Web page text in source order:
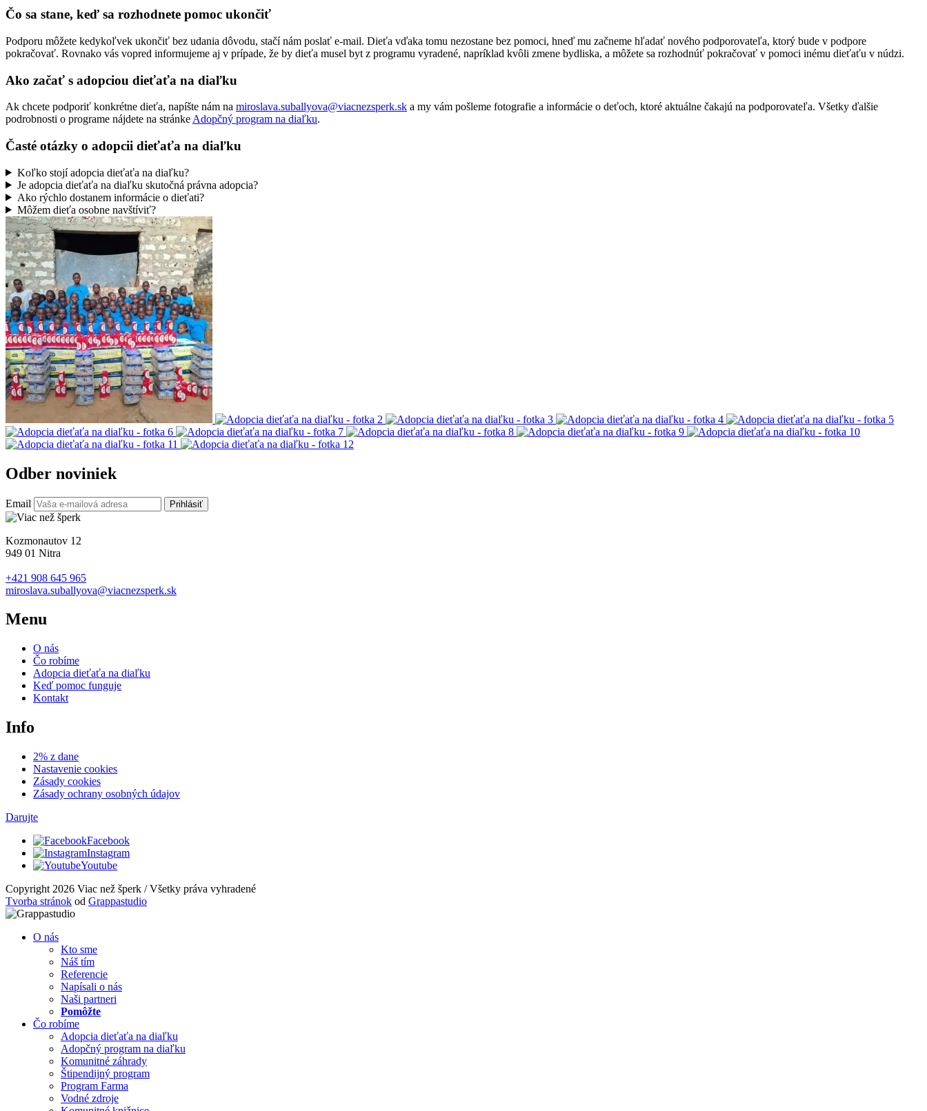
Čo sa stane, keď sa rozhodnete pomoc ukončiť
Podporu môžete kedykoľvek ukončiť bez udania dôvodu, stačí nám poslať e-mail. Dieťa vďaka tomu nezostane bez pomoci, hneď mu začneme hľadať nového podporovateľa, ktorý bude v podpore
pokračovať. Rovnako vás vopred informujeme aj v prípade, že by dieťa musel byt z programu vyradené, napríklad kvôli zmene bydliska, a môžete sa rozhodnúť pokračovať v pomoci inému dieťaťu v núdzi.
Ako začať s adopciou dieťaťa na diaľku
Ak chcete podporiť konkrétne dieťa, napíšte nám na miroslava.suballyova@viacnezsperk.sk a my vám pošleme fotografie a informácie o deťoch, ktoré aktuálne čakajú na podporovateľa. Všetky ďalšie
podrobnosti o programe nájdete na stránke Adopčný program na diaľku.
Časté otázky o adopcii dieťaťa na diaľku
Koľko stojí adopcia dieťaťa na diaľku?
Je adopcia dieťaťa na diaľku skutočná právna adopcia?
Ako rýchlo dostanem informácie o dieťati?
Môžem dieťa osobne navštíviť?
Odber noviniek
Email Prihlásiť
Kozmonautov 12
949 01 Nitra
+421 908 645 965
miroslava.suballyova@viacnezsperk.sk
Menu
O nás
Čo robíme
Adopcia dieťaťa na diaľku
Keď pomoc funguje
Kontakt
Info
2% z dane
Nastavenie cookies
Zásady cookies
Zásady ochrany osobných údajov
Darujte
Facebook
Instagram
Youtube
Copyright 2026 Viac než šperk / Všetky práva vyhradené
Tvorba stránok od Grappastudio
O nás
Kto sme
Náš tím
Referencie
Napísali o nás
Naši partneri
Pomôžte
Čo robíme
Adopcia dieťaťa na diaľku
Adopčný program na diaľku
Komunitné záhrady
Štipendijný program
Program Farma
Vodné zdroje